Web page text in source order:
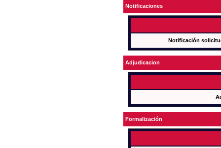
Notificaciones
Notificación
Adjudicacion
Formalización